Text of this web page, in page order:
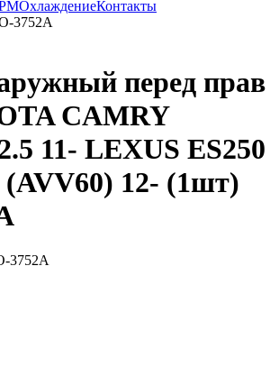
ОхлаждениеКонтакты
3752A
перед прав
CAMRY
11- LEXUS ES250
(AVV60) 12- (1шт)
3752A